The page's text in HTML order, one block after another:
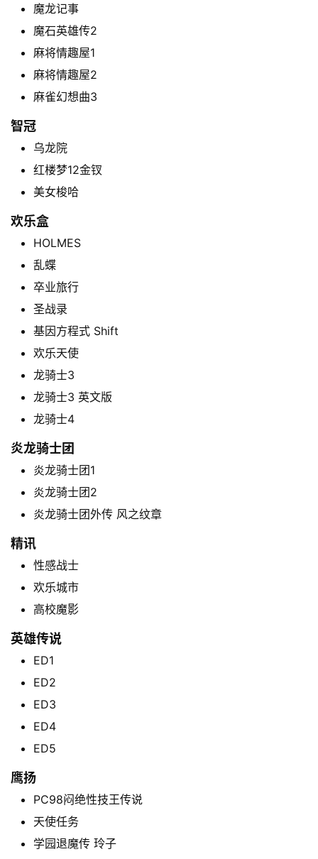
行
业
碎
碎
念
推
荐
工
具
留
魔龙记事
魔石英雄传2
麻将情趣屋1
麻将情趣屋2
麻雀幻想曲3
智冠
乌龙院
红楼梦12金钗
美女梭哈
欢乐盒
HOLMES
乱蝶
卒业旅行
圣战录
基因方程式 Shift
欢乐天使
龙骑士3
龙骑士3 英文版
龙骑士4
炎龙骑士团
炎龙骑士团1
炎龙骑士团2
炎龙骑士团外传 风之纹章
精讯
性感战士
欢乐城市
高校魔影
英雄传说
ED1
ED2
ED3
ED4
ED5
鹰扬
PC98闷绝性技王传说
天使任务
学园退魔传 玲子